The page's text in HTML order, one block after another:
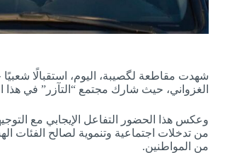
شهدت مقاطعة لگصيبة، اليوم، استقبالًا
الغزواني، حيث شارك مجتمع “التآزر” في هذا
وعكس هذا الحضور التفاعل الإيجابي مع
من تدخلات اجتماعية وتنموية لصالح الفئات
من المواطنين.